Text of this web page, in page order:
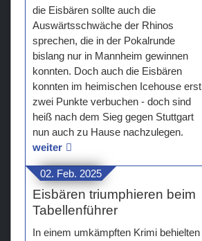
die Eisbären sollte auch die
Auswärtsschwäche der Rhinos
sprechen, die in der Pokalrunde
bislang nur in Mannheim gewinnen
konnten. Doch auch die Eisbären
konnten im heimischen Icehouse erst
zwei Punkte verbuchen - doch sind
heiß nach dem Sieg gegen Stuttgart
nun auch zu Hause nachzulegen.
weiter
02. Feb. 2025
Eisbären triumphieren beim
Tabellenführer
In einem umkämpften Krimi behielten